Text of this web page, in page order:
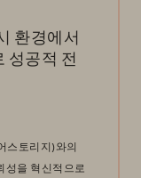
환경에서
성공적 전
스토리지)와의
성을 혁신적으로